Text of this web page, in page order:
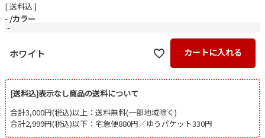
送料込
- カラー
-
ホワイト カートに入れる
[送料込]表示なし商品の送料について
合計3,000円(税込)以上：送料無料(一部地域除く)
合計2,999円(税込)以下：宅急便880円／ゆうパケット330円